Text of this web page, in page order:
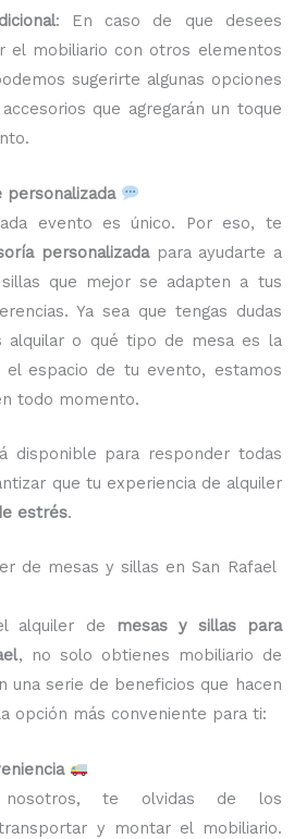
: En caso de que desees
el mobiliario con otros elementos
sugerirte algunas opciones
que agregarán un toque
personalizada
evento es único. Por eso, te
personalizadapara ayudarte a
que mejor se adapten a tus
Ya sea que tengas dudas
alquilar o qué tipo de mesa es la
el espacio de tu evento, estamos
todo momento.
disponible para responder todas
que tu experiencia de alquiler
estrés.
de mesas y sillas en San Rafael
alquiler de
mesas y sillas para
, no solo obtienes mobiliario de
una serie de beneficios que hacen
opción más conveniente para ti:
te olvidas de los
y montar el mobiliario.